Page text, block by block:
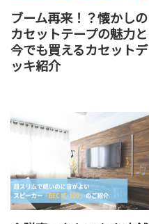
ブーム再来！？懐かしの
カセットテープの魅力と
今でも買えるカセットデ
ッキ紹介